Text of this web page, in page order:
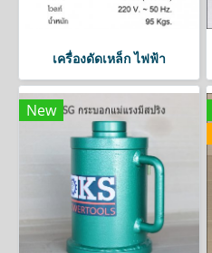
เครื่องดัดเหล็ก ไฟฟ้า
New